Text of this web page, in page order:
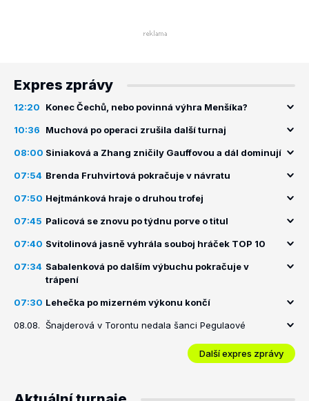
Expres zprávy
12:20 Konec Čechů, nebo povinná výhra Menšíka?
10:36 Muchová po operaci zrušila další turnaj
08:00 Siniaková a Zhang zničily Gauffovou a dál dominují
07:54 Brenda Fruhvirtová pokračuje v návratu
07:50 Hejtmánková hraje o druhou trofej
07:45 Palicová se znovu po týdnu porve o titul
07:40 Svitolinová jasně vyhrála souboj hráček TOP 10
07:34 Sabalenková po dalším výbuchu pokračuje v
trápení
07:30 Lehečka po mizerném výkonu končí
08.08. Šnajderová v Torontu nedala šanci Pegulaové
Další expres zprávy